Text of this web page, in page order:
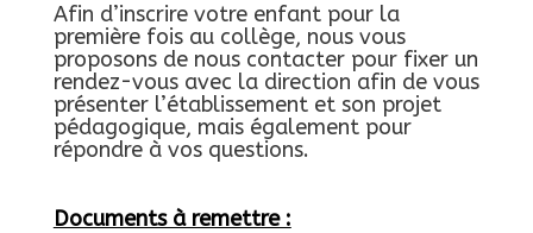
Afin d’inscrire votre enfant pour la
première fois au collège, nous vous
proposons de nous contacter pour fixer un
rendez-vous avec la direction afin de vous
présenter l’établissement et son projet
pédagogique, mais également pour
répondre à vos questions.
Documents à remettre :